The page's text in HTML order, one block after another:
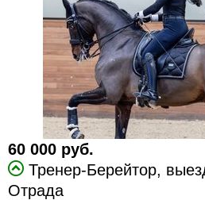
60 000 руб.
Тренер-Берейтор,
Отрада